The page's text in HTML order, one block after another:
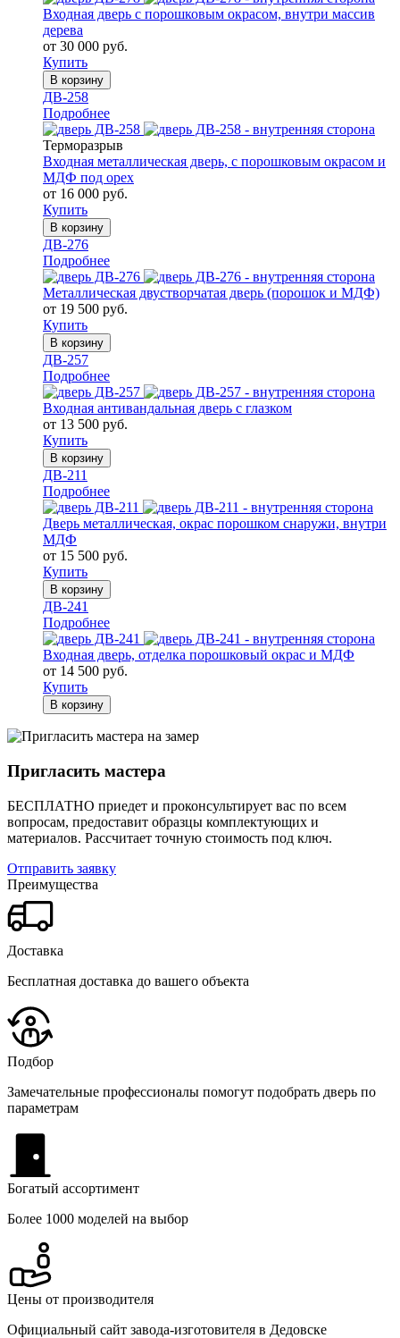
Входная дверь с порошковым окрасом, внутри массив
дерева
от 30 000 руб.
Купить
В корзину
ДВ-258
Подробнее
Терморазрыв
Входная металлическая дверь, с порошковым окрасом и
МДФ под орех
от 16 000 руб.
Купить
В корзину
ДВ-276
Подробнее
Металлическая двустворчатая дверь (порошок и МДФ)
от 19 500 руб.
Купить
В корзину
ДВ-257
Подробнее
Входная антивандальная дверь с глазком
от 13 500 руб.
Купить
В корзину
ДВ-211
Подробнее
Дверь металлическая, окрас порошком снаружи, внутри
МДФ
от 15 500 руб.
Купить
В корзину
ДВ-241
Подробнее
Входная дверь, отделка порошковый окрас и МДФ
от 14 500 руб.
Купить
В корзину
Пригласить мастера
БЕСПЛАТНО приедет и проконсультирует вас по всем
вопросам, предоставит образцы комплектующих и
материалов. Рассчитает точную стоимость под ключ.
Отправить заявку
Преимущества
Доставка
Бесплатная доставка до вашего объекта
Подбор
Замечательные профессионалы помогут подобрать дверь по
параметрам
Богатый ассортимент
Более 1000 моделей на выбор
Цены от производителя
Официальный сайт завода-изготовителя в Дедовске